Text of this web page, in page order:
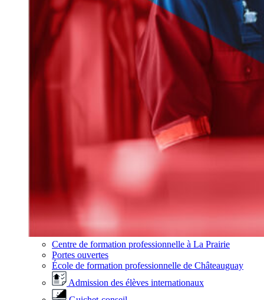
Centre de formation professionnelle à La Prairie
Portes ouvertes
École de formation professionnelle de Châteauguay
Admission des élèves internationaux